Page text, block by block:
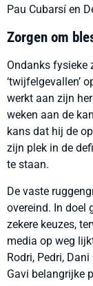
Pau Cubarsí en
Zorgen om
Ondanks fysieke
‘twijfelgevallen’
werkt aan zijn
weken aan de
kans dat hij de
zijn plek in de
te staan.
De vaste
overeind. In doel
zekere keuzes,
media op weg
Rodri, Pedri,
Gavi belangrijke